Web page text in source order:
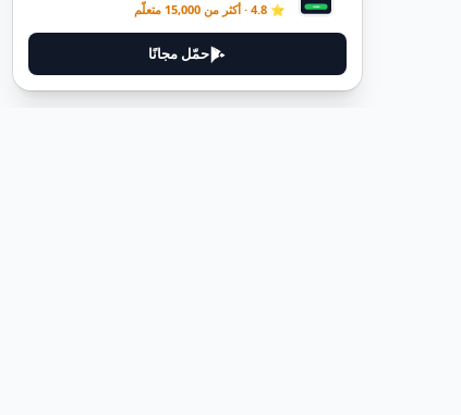
⭐ 4.8 · أكثر من 15,000 متعلّم
حمّل مجانًا